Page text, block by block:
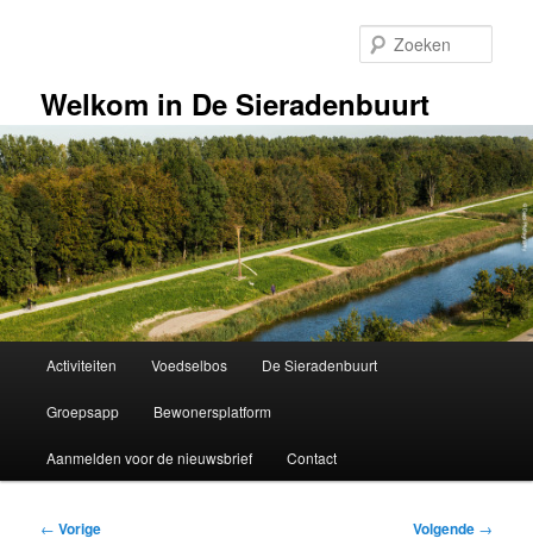
inhoudWelkom in De Sieradenbuurt
Activiteiten Voedselbos De Sieradenbuurt
Groepsapp Bewonersplatform
Aanmelden voor de nieuwsbrief Contact
Bericht
← Vorige Volgende →